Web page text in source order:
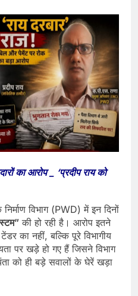
का आरोप _ ‘प्रदीप राय को
विभाग (PWD) में इन दिनों
की हो रही है। आरोप इतने
का नहीं, बल्कि पूरे विभागीय
पर खड़े हो गए हैं जिसने विभाग
को ही बड़े सवालों के घेरें खड़ा